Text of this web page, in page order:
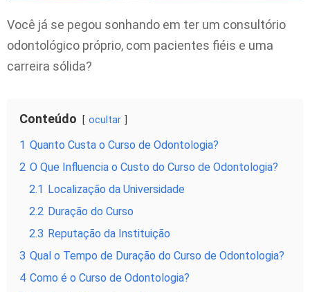
Você já se pegou sonhando em ter um consultório
odontológico próprio, com pacientes fiéis e uma
carreira sólida?
Conteúdo ocultar
1 Quanto Custa o Curso de Odontologia?
2 O Que Influencia o Custo do Curso de Odontologia?
2.1 Localização da Universidade
2.2 Duração do Curso
2.3 Reputação da Instituição
3 Qual o Tempo de Duração do Curso de Odontologia?
4 Como é o Curso de Odontologia?